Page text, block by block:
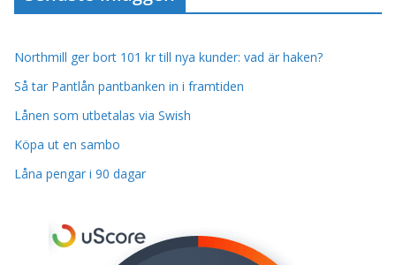
Northmill ger bort 101 kr till nya kunder: vad är haken?
Så tar Pantlån pantbanken in i framtiden
Lånen som utbetalas via Swish
Köpa ut en sambo
Låna pengar i 90 dagar